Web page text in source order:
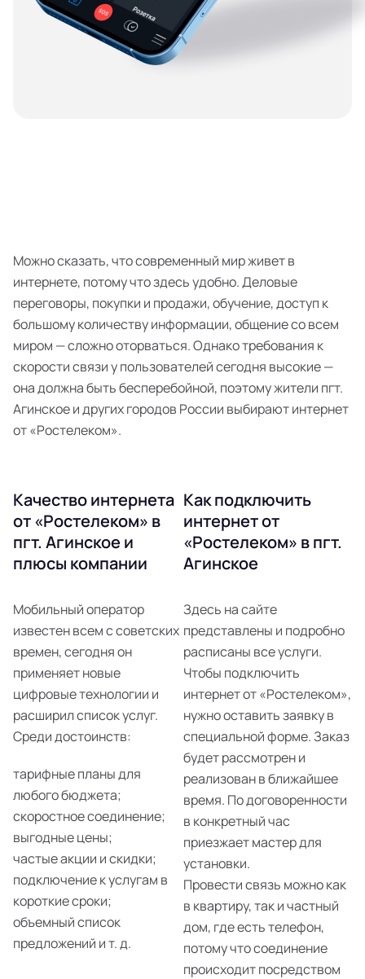
Можно сказать, что современный мир живет в
интернете, потому что здесь удобно. Деловые
переговоры, покупки и продажи, обучение, доступ к
большому количеству информации, общение со всем
миром — сложно оторваться. Однако требования к
скорости связи у пользователей сегодня высокие —
она должна быть бесперебойной, поэтому жители пгт.
Агинское и других городов России выбирают интернет
от «Ростелеком».
Качество интернета
от «Ростелеком» в
пгт. Агинское и
плюсы компании
Мобильный оператор
известен всем с советских
времен, сегодня он
применяет новые
цифровые технологии и
расширил список услуг.
Среди достоинств:
тарифные планы для
любого бюджета;
скоростное соединение;
выгодные цены;
частые акции и скидки;
подключение к услугам в
короткие сроки;
объемный список
предложений и т. д.
Как подключить
интернет от
«Ростелеком» в пгт.
Агинское
Здесь на сайте
представлены и подробно
расписаны все услуги.
Чтобы подключить
интернет от «Ростелеком»,
нужно оставить заявку в
специальной форме. Заказ
будет рассмотрен и
реализован в ближайшее
время. По договоренности
в конкретный час
приезжает мастер для
установки.
Провести связь можно как
в квартиру, так и частный
дом, где есть телефон,
потому что соединение
происходит посредством